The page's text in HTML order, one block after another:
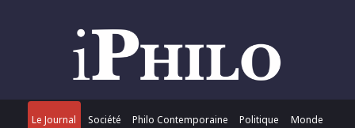
Le Journal Société Philo Contemporaine Politique Monde